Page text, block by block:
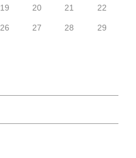
19 20 21 22
26 27 28 29